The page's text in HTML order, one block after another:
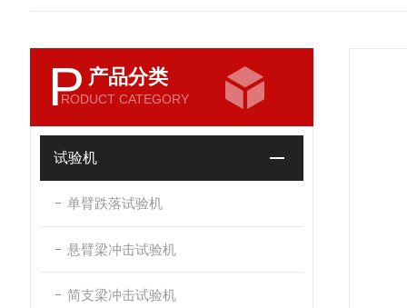
P 产品分类
RODUCT CATEGORY
试验机
单臂跌落试验机
悬臂梁冲击试验机
简支梁冲击试验机